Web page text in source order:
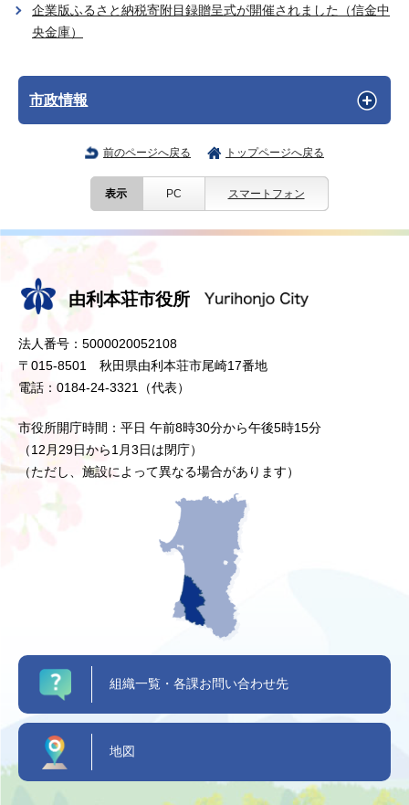
企業版ふるさと納税寄附目録贈呈式が開催されました（信金中
央金庫）
市政情報
前のページへ戻る トップページへ戻る
表示 PC スマートフォン
由利本荘市役所
法人番号：5000020052108
〒015-8501 秋田県由利本荘市尾崎17番地
電話：0184-24-3321（代表）
市役所開庁時間：平日 午前8時30分から午後5時15分
（12月29日から1月3日は閉庁）
（ただし、施設によって異なる場合があります）
組織一覧・各課お問い合わせ先
地図